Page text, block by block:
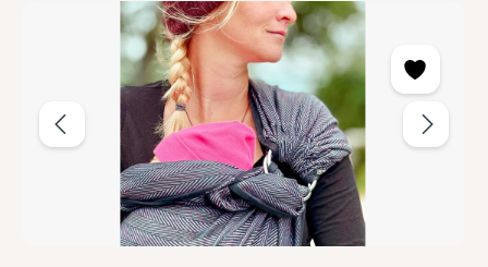
Bildergalerie überspringen